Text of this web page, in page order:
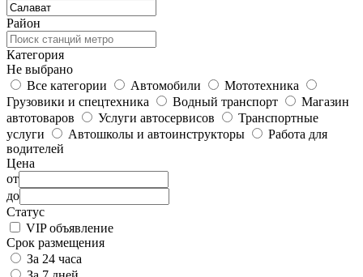
Район
Категория
Не выбрано
Все категории
Автомобили
Мототехника
Грузовики и спецтехника
Водный транспорт
Магазин
автотоваров
Услуги автосервисов
Транспортные
услуги
Автошколы и автоинструкторы
Работа для
водителей
Цена
от
до
Статус
VIP объявление
Срок размещения
За 24 часа